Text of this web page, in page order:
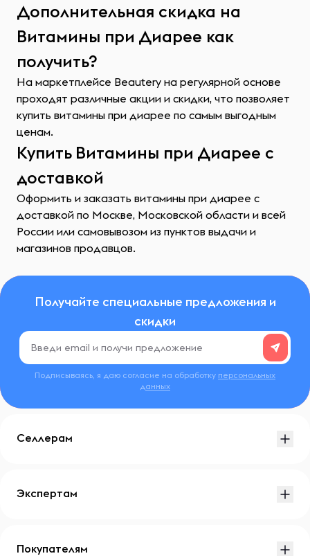
Дополнительная скидка на
Витамины при Диарее как
получить?
На маркетплейсе Beautery на регулярной основе
проходят различные акции и скидки, что позволяет
купить витамины при диарее по самым выгодным
ценам.
Купить Витамины при Диарее с
доставкой
Оформить и заказать витамины при диарее с
доставкой по Москве, Московской области и всей
России или самовывозом из пунктов выдачи и
магазинов продавцов.
Получайте специальные предложения и
скидки
Подписываясь, я даю согласие на обработку персональных
данных
Селлерам
Экспертам
Покупателям